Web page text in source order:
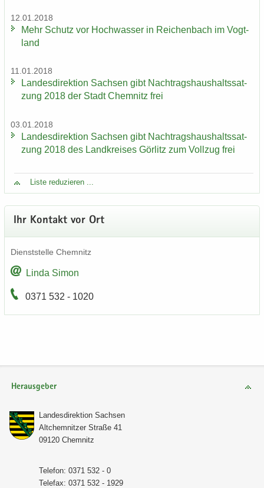
12.01.2018
Mehr Schutz vor Hoch­was­ser in Rei­chen­bach im Vogt­
land
11.01.2018
Lan­des­di­rek­ti­on Sach­sen gibt Nach­trags­haus­halts­sat­
zung 2018 der Stadt Chem­nitz frei
03.01.2018
Lan­des­di­rek­ti­on Sach­sen gibt Nach­trags­haus­halts­sat­
zung 2018 des Land­krei­ses Gör­litz zum Voll­zug frei
Liste re­du­zie­ren ...
Ihr Kon­takt vor Ort
Dienst­stel­le Chem­nitz
Linda Simon
0371 532 - 1020
Herausgeber
Lan­des­di­rek­ti­on Sach­sen
Alt­chem­nit­zer Stra­ße 41
09120 Chem­nitz
Te­le­fon: 0371 532 - 0
Te­le­fax: 0371 532 - 1929